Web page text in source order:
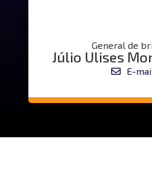
General de
Júlio Ulises
E-